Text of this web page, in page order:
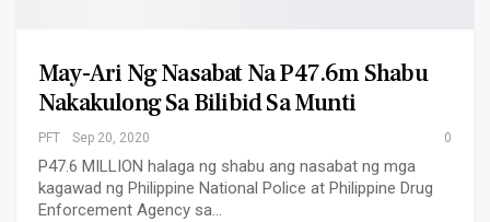
May-Ari Ng Nasabat Na P47.6m Shabu
Nakakulong Sa Bilibid Sa Munti
PFT Sep 20, 2020 0
P47.6 MILLION halaga ng shabu ang nasabat ng mga
kagawad ng Philippine National Police at Philippine Drug
Enforcement Agency sa…